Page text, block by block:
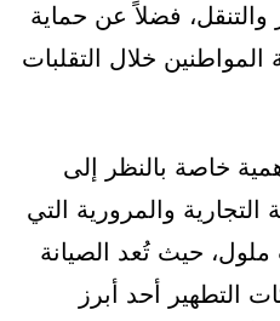
فضلاً عن حماية
خلال التقلبات
خاصة بالنظر إلى
التجارية والمرورية التي
ملول، حيث تُعد الصيانة
التطهير أحد أبرز